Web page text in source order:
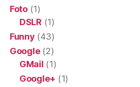
Foto(1)
DSLR (1)
Funny (43)
Google(2)
GMail (1)
Google+ (1)